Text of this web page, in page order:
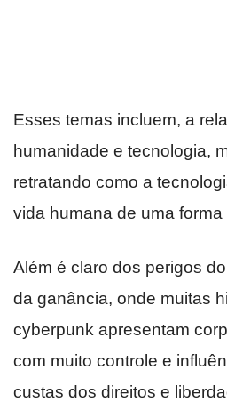
Esses temas incluem, a
humanidade e tecnologia,
retratando como a
vida humana de uma
Além é claro dos perigos
da ganância, onde muitas
cyberpunk apresentam
com muito controle e
custas dos direitos e